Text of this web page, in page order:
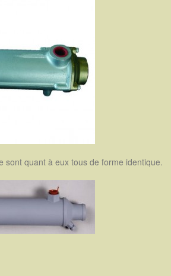
sont quant à eux tous de forme identique.